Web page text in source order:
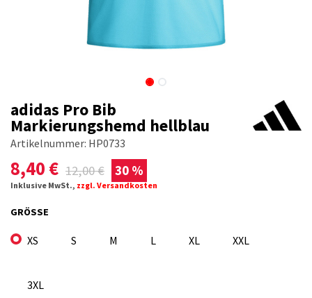
adidas Pro Bib
Markierungshemd hellblau
Artikelnummer: HP0733
8,40 € 12,00€ 30 %
Inklusive MwSt., zzgl. Versandkosten
GRÖSSE
XS S M L XL XXL
3XL